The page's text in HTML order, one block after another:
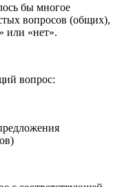
бы многое
вопросов (общих),
или «нет».
вопрос: